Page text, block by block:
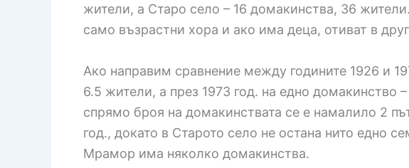
жители, а Старо село – 16 домакинства, 36
само възрастни хора и ако има деца, отиват в
Ако направим сравнение между годините 1926 и
6.5 жители, а през 1973 год. на едно домакинство
спрямо броя на домакинствата се е намалило 2
год., докато в Старото село не остана нито едно
Мрамор има няколко домакинства.